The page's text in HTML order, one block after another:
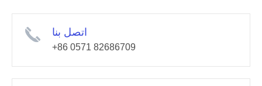
اتصل بنا
+86 0571 82686709